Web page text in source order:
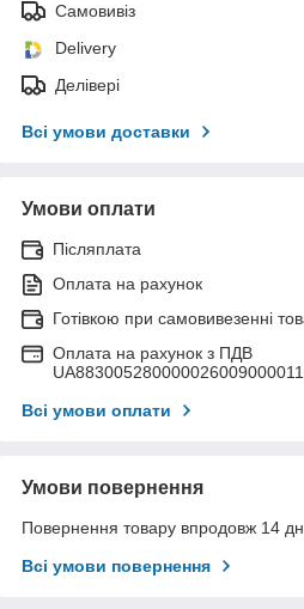
Самовивіз
Delivery
Делівері
Всі умови доставки
Умови оплати
Післяплата
Оплата на рахунок
Готівкою при самовивезенні
Оплата на рахунок з ПДВ
Всі умови оплати
Умови повернення
Повернення товару впродовж 14
Всі умови повернення